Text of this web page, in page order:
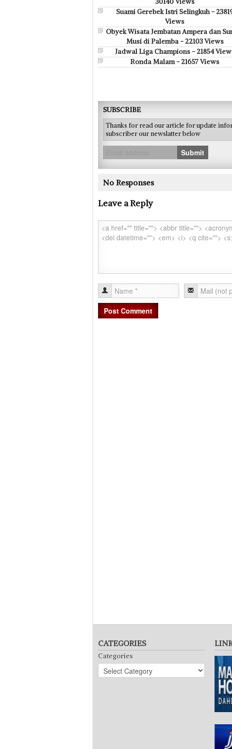
Suami Gerebek Istri Selingkuh -
Views
Obyek Wisata Jembatan Ampera dan
Musi di Palemba - 22103 Views
Jadwal Liga Champions - 21854
Ronda Malam - 21657 Views
SUBSCRIBE
Thanks for read our article for update
subscriber our newslatter below
Submit
CATEGORIES
Categories